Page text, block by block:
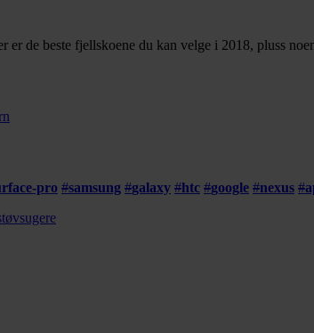
er de beste fjellskoene du kan velge i 2018, pluss
pro #samsung #galaxy #htc #google #nexus #